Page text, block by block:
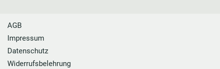
AGB
Impressum
Datenschutz
Widerrufsbelehrung